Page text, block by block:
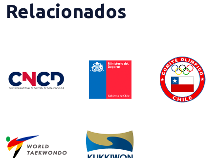
Relacionados